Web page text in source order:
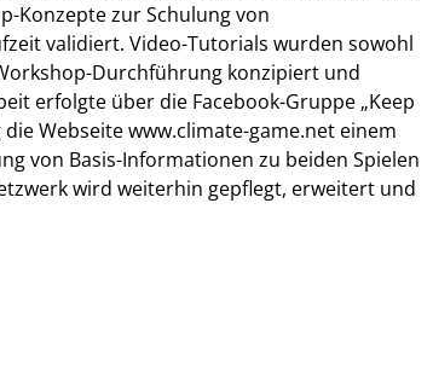
Konzepte zur Schulung von
validiert. Video-Tutorials wurden sowohl
Durchführung konzipiert und
erfolgte über die Facebook-Gruppe „Keep
Webseite www.climate-game.net einem
von Basis-Informationen zu beiden Spielen
wird weiterhin gepflegt, erweitert und